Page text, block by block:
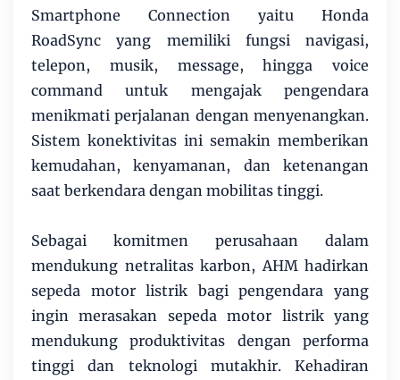
Smartphone Connection yaitu Honda
RoadSync yang memiliki fungsi navigasi,
telepon, musik, message, hingga voice
command untuk mengajak pengendara
menikmati perjalanan dengan menyenangkan.
Sistem konektivitas ini semakin memberikan
kemudahan, kenyamanan, dan ketenangan
saat berkendara dengan mobilitas tinggi.
Sebagai komitmen perusahaan dalam
mendukung netralitas karbon, AHM hadirkan
sepeda motor listrik bagi pengendara yang
ingin merasakan sepeda motor listrik yang
mendukung produktivitas dengan performa
tinggi dan teknologi mutakhir. Kehadiran